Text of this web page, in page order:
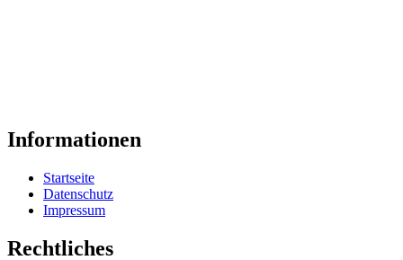
Informationen
Startseite
Datenschutz
Impressum
Rechtliches